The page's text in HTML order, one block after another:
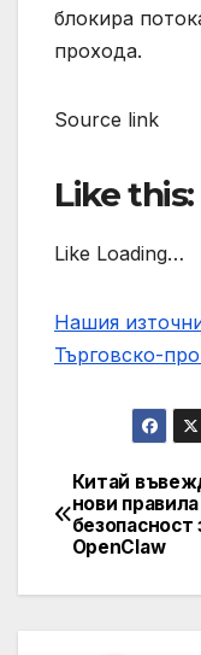
блокира
прохода.
Source link
Like this:
Like Loading…
Нашия
Търговско-
Post
Китай
нови правила
безопасност
OpenClaw